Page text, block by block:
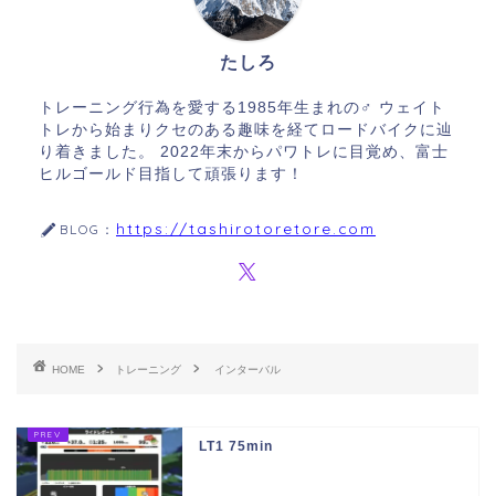
たしろ
トレーニング行為を愛する1985年生まれの♂ ウェイト
トレから始まりクセのある趣味を経てロードバイクに辿
り着きました。 2022年末からパワトレに目覚め、富士
ヒルゴールド目指して頑張ります！
BLOG： https://tashirotoretore.com
HOME トレーニング インターバル
LT1 75min